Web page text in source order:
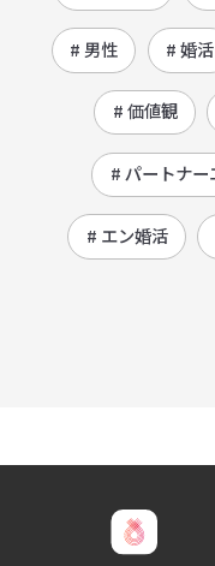
# 男性 # 婚活
# 価値観
# パートナ
# エン婚活